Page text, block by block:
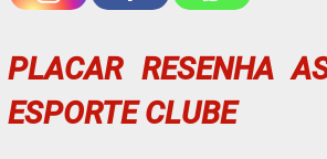
PLACAR RESENHA
ESPORTE CLUBE